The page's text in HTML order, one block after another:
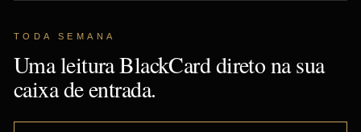
TODA SEMANA
Uma leitura BlackCard direto na sua
caixa de entrada.